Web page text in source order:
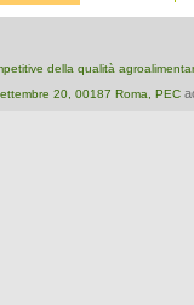
della qualità
20, 00187 Roma, PEC